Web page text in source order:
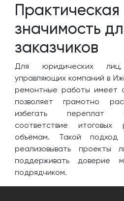
Практическая
значимость
заказчиков
Для юридических
управляющих компаний в
ремонтные работы имеет
позволяет грамотно
избегать переплат
соответствие итоговых
объёмам. Такой подход
реализовывать проекты
поддерживать доверие
подрядчиком.